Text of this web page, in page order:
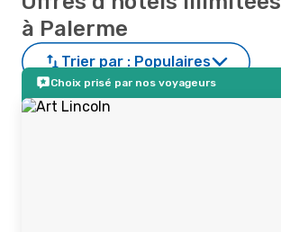
à Palerme
Trier par : Populaires
Choix prisé par nos voyageurs